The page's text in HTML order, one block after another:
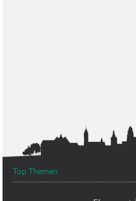
Top Themen